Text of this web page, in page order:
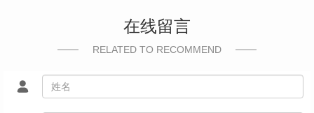
在线留言
RELATED TO RECOMMEND